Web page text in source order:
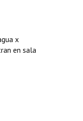
x
en sala